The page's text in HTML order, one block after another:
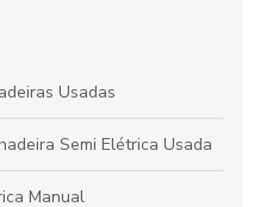
de Pedidos para Seu
as Melhores Opções
Usadas
Semi Elétrica Usada
Manual